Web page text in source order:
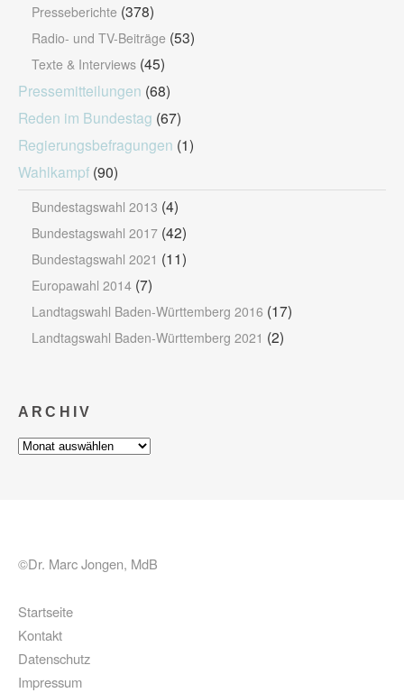
Presseberichte (378)
Radio- und TV-Beiträge (53)
Texte & Interviews (45)
Pressemitteilungen (68)
Reden im Bundestag (67)
Regierungsbefragungen (1)
Wahlkampf (90)
Bundestagswahl 2013 (4)
Bundestagswahl 2017 (42)
Bundestagswahl 2021 (11)
Europawahl 2014 (7)
Landtagswahl Baden-Württemberg 2016 (17)
Landtagswahl Baden-Württemberg 2021 (2)
ARCHIV
Archiv
©Dr. Marc Jongen, MdB
Startseite
Kontakt
Datenschutz
Impressum